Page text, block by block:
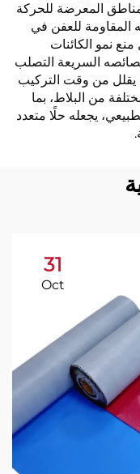
المعرضة للحركة
المقاومة للعفن في
نمو الكائنات
السريعة التصلب
يقلل من وقت التركيب
من البلاط، بما
يجعله حلًا متعدد
31
Oct